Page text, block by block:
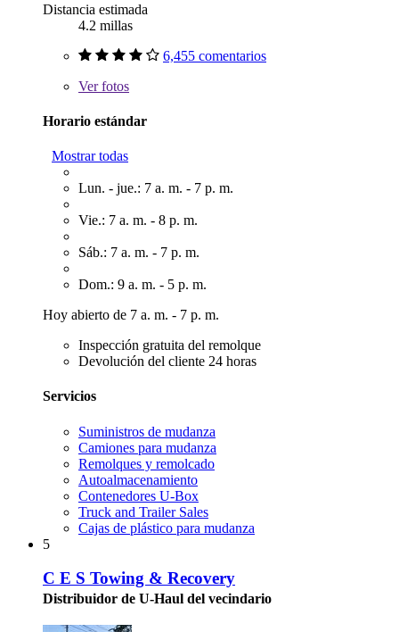
Distancia estimada
4.2 millas
6,455 comentarios
Verfotos
Horario estándar
Mostrar todas
Lun. - jue.: 7 a. m. - 7 p. m.
Vie.: 7 a. m. - 8 p. m.
Sáb.: 7 a. m. - 7 p. m.
Dom.: 9 a. m. - 5 p. m.
Hoy abierto de 7 a. m. - 7 p. m.
Inspección gratuita del remolque
Devolución del cliente 24 horas
Servicios
Suministros de mudanza
Camiones para mudanza
Remolques y remolcado
Autoalmacenamiento
Contenedores U-Box
Truck and Trailer Sales
Cajas de plástico para mudanza
5
C E S Towing & Recovery
Distribuidor de U-Haul del vecindario